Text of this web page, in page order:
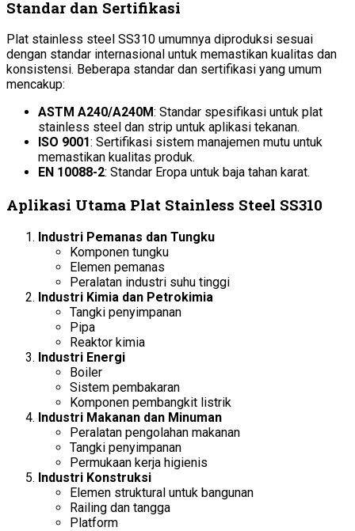
Standar dan Sertifikasi
Plat stainless steel SS310 umumnya diproduksi sesuai
dengan standar internasional untuk memastikan kualitas dan
konsistensi. Beberapa standar dan sertifikasi yang umum
mencakup:
ASTM A240/A240M: Standar spesifikasi untuk plat
stainless steel dan strip untuk aplikasi tekanan.
ISO 9001: Sertifikasi sistem manajemen mutu untuk
memastikan kualitas produk.
EN 10088-2: Standar Eropa untuk baja tahan karat.
Aplikasi Utama Plat Stainless Steel SS310
Industri Pemanas dan Tungku
Komponen tungku
Elemen pemanas
Peralatan industri suhu tinggi
Industri Kimia dan Petrokimia
Tangki penyimpanan
Pipa
Reaktor kimia
Industri Energi
Boiler
Sistem pembakaran
Komponen pembangkit listrik
Industri Makanan dan Minuman
Peralatan pengolahan makanan
Tangki penyimpanan
Permukaan kerja higienis
Industri Konstruksi
Elemen struktural untuk bangunan
Railing dan tangga
Platform